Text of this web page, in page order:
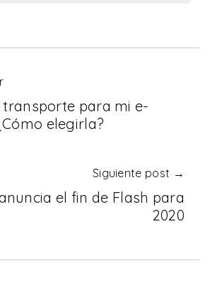
transporte para mi e-
elegirla?
Siguiente post →
el fin de Flash para
2020